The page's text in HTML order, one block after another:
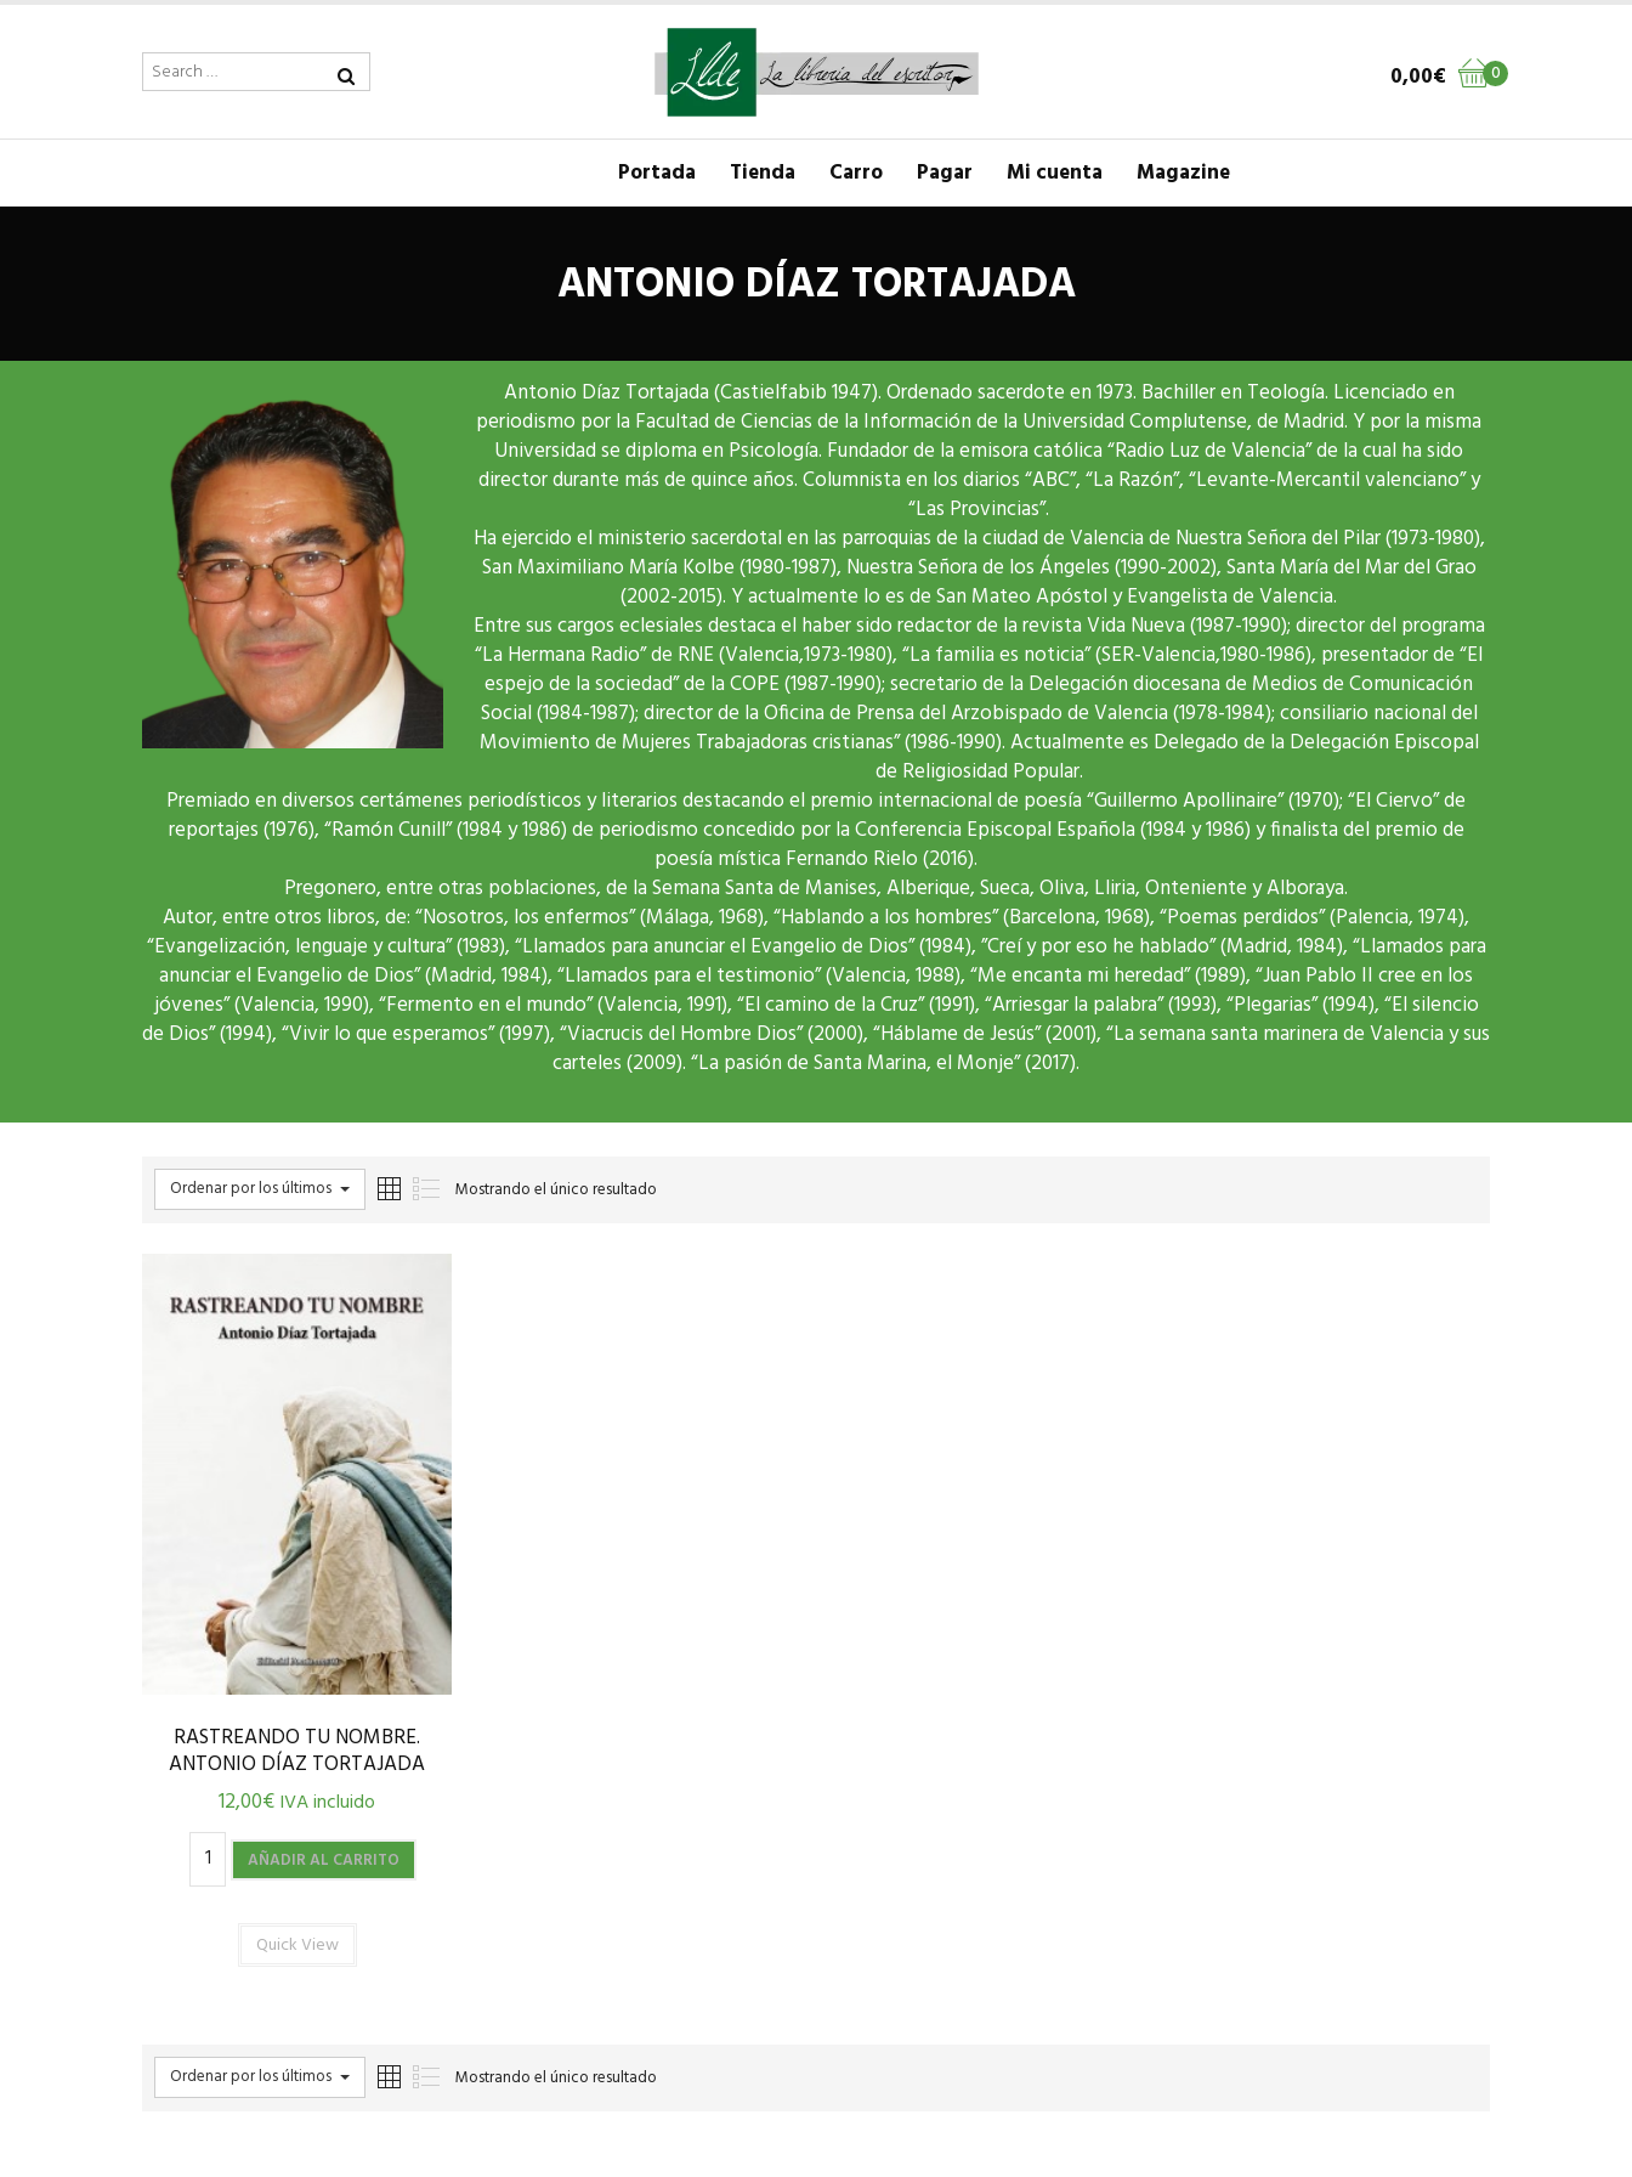
0
0,00€
Portada Tienda Carro Pagar Mi cuenta Magazine
ANTONIO DÍAZ TORTAJADA
Antonio Díaz Tortajada (Castielfabib 1947). Ordenado sacerdote en 1973. Bachiller en Teología. Licenciado en
periodismo por la Facultad de Ciencias de la Información de la Universidad Complutense, de Madrid. Y por la misma
Universidad se diploma en Psicología. Fundador de la emisora católica “Radio Luz de Valencia” de la cual ha sido
director durante más de quince años. Columnista en los diarios “ABC”, “La Razón”, “Levante-Mercantil valenciano” y
“Las Provincias”.
Ha ejercido el ministerio sacerdotal en las parroquias de la ciudad de Valencia de Nuestra Señora del Pilar (1973-1980),
San Maximiliano María Kolbe (1980-1987), Nuestra Señora de los Ángeles (1990-2002), Santa María del Mar del Grao
(2002-2015). Y actualmente lo es de San Mateo Apóstol y Evangelista de Valencia.
Entre sus cargos eclesiales destaca el haber sido redactor de la revista Vida Nueva (1987-1990); director del programa
“La Hermana Radio” de RNE (Valencia,1973-1980), “La familia es noticia” (SER-Valencia,1980-1986), presentador de “El
espejo de la sociedad” de la COPE (1987-1990); secretario de la Delegación diocesana de Medios de Comunicación
Social (1984-1987); director de la Oficina de Prensa del Arzobispado de Valencia (1978-1984); consiliario nacional del
Movimiento de Mujeres Trabajadoras cristianas” (1986-1990). Actualmente es Delegado de la Delegación Episcopal
de Religiosidad Popular.
Premiado en diversos certámenes periodísticos y literarios destacando el premio internacional de poesía “Guillermo Apollinaire” (1970); “El Ciervo” de
reportajes (1976), “Ramón Cunill” (1984 y 1986) de periodismo concedido por la Conferencia Episcopal Española (1984 y 1986) y finalista del premio de
poesía mística Fernando Rielo (2016).
Pregonero, entre otras poblaciones, de la Semana Santa de Manises, Alberique, Sueca, Oliva, Lliria, Onteniente y Alboraya.
Autor, entre otros libros, de: “Nosotros, los enfermos” (Málaga, 1968), “Hablando a los hombres” (Barcelona, 1968), “Poemas perdidos” (Palencia, 1974),
“Evangelización, lenguaje y cultura” (1983), “Llamados para anunciar el Evangelio de Dios” (1984), ”Creí y por eso he hablado” (Madrid, 1984), “Llamados para
anunciar el Evangelio de Dios” (Madrid, 1984), “Llamados para el testimonio” (Valencia, 1988), “Me encanta mi heredad” (1989), “Juan Pablo II cree en los
jóvenes” (Valencia, 1990), “Fermento en el mundo” (Valencia, 1991), “El camino de la Cruz” (1991), “Arriesgar la palabra” (1993), “Plegarias” (1994), “El silencio
de Dios” (1994), “Vivir lo que esperamos” (1997), “Viacrucis del Hombre Dios” (2000), “Háblame de Jesús” (2001), “La semana santa marinera de Valencia y sus
carteles (2009). “La pasión de Santa Marina, el Monje” (2017).
Ordenar por los últimos Mostrando el único resultado
RASTREANDO TU NOMBRE.
ANTONIO DÍAZ TORTAJADA
12,00€IVA incluido
AÑADIR AL CARRITO
Quick View
Ordenar por los últimos Mostrando el único resultado